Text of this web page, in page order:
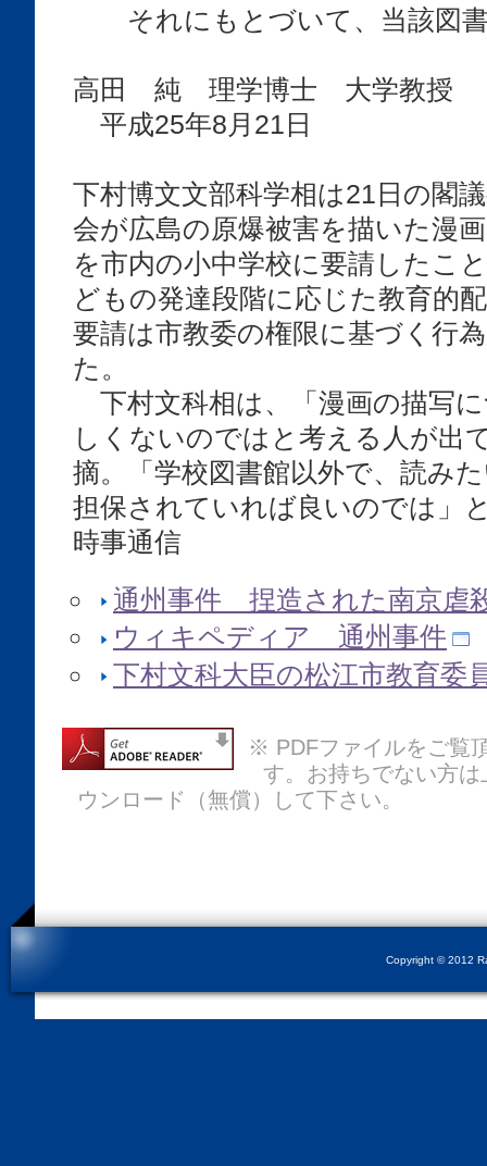
それにもとづいて、当該図書
高田 純 理学博士 大学教授
平成25年8月21日
下村博文文部科学相は21日の閣
会が広島の原爆被害を描いた漫
を市内の小中学校に要請したこ
どもの発達段階に応じた教育的
要請は市教委の権限に基づく行
た。
下村文科相は、「漫画の描写
しくないのではと考える人が出
摘。「学校図書館以外で、読み
担保されていれば良いのでは
時事通信
通州事件 捏造された南京虐
ウィキペディア 通州事件
下村文科大臣の松江市教育委
※ PDFファイルをご覧
す。お持ちでない方
ウンロード（無償）して下さい。
Copyright © 2012